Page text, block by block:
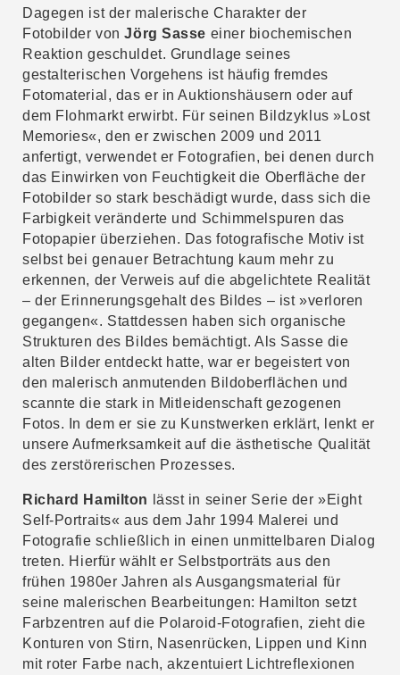
Dagegen ist der malerische Charakter der
Fotobilder vonJörg Sasse einer biochemischen
Reaktion geschuldet. Grundlage seines
gestalterischen Vorgehens ist häufig fremdes
Fotomaterial, das er in Auktionshäusern oder auf
dem Flohmarkt erwirbt. Für seinen Bildzyklus »Lost
Memories«, den er zwischen 2009 und 2011
anfertigt, verwendet er Fotografien, bei denen durch
das Einwirken von Feuchtigkeit die Oberfläche der
Fotobilder so stark beschädigt wurde, dass sich die
Farbigkeit veränderte und Schimmelspuren das
Fotopapier überziehen. Das fotografische Motiv ist
selbst bei genauer Betrachtung kaum mehr zu
erkennen, der Verweis auf die abgelichtete Realität
– der Erinnerungsgehalt des Bildes – ist »verloren
gegangen«. Stattdessen haben sich organische
Strukturen des Bildes bemächtigt. Als Sasse die
alten Bilder entdeckt hatte, war er begeistert von
den malerisch anmutenden Bildoberflächen und
scannte die stark in Mitleidenschaft gezogenen
Fotos. In dem er sie zu Kunstwerken erklärt, lenkt er
unsere Aufmerksamkeit auf die ästhetische Qualität
des zerstörerischen Prozesses.
Richard Hamilton lässt in seiner Serie der »Eight
Self-Portraits« aus dem Jahr 1994 Malerei und
Fotografie schließlich in einen unmittelbaren Dialog
treten. Hierfür wählt er Selbstporträts aus den
frühen 1980er Jahren als Ausgangsmaterial für
seine malerischen Bearbeitungen: Hamilton setzt
Farbzentren auf die Polaroid-Fotografien, zieht die
Konturen von Stirn, Nasenrücken, Lippen und Kinn
mit roter Farbe nach, akzentuiert Lichtreflexionen